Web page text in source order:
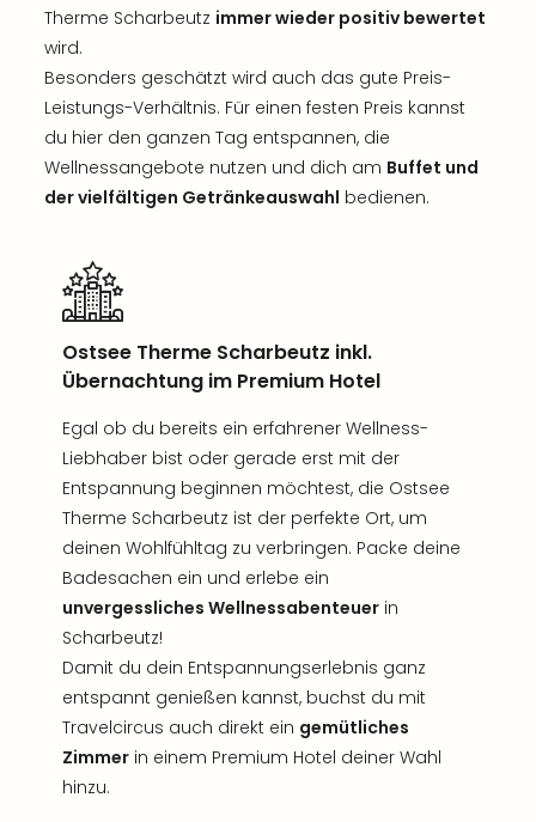
Therme Scharbeutz immer wieder positiv bewertet
wird.
Besonders geschätzt wird auch das gute Preis-
Leistungs-Verhältnis. Für einen festen Preis kannst
du hier den ganzen Tag entspannen, die
Wellnessangebote nutzen und dich am Buffet und
der vielfältigen Getränkeauswahl bedienen.
Ostsee Therme Scharbeutz inkl.
Übernachtung im Premium Hotel
Egal ob du bereits ein erfahrener Wellness-
Liebhaber bist oder gerade erst mit der
Entspannung beginnen möchtest, die Ostsee
Therme Scharbeutz ist der perfekte Ort, um
deinen Wohlfühltag zu verbringen. Packe deine
Badesachen ein und erlebe ein
unvergessliches Wellnessabenteuer in
Scharbeutz!
Damit du dein Entspannungserlebnis ganz
entspannt genießen kannst, buchst du mit
Travelcircus auch direkt ein gemütliches
Zimmer in einem Premium Hotel deiner Wahl
hinzu.